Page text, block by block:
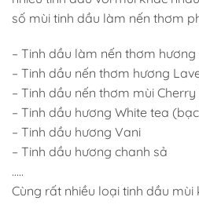
số mùi tinh dầu làm nến thơm
– Tinh dầu làm nến thơm
– Tinh dầu nến thơm hương
– Tinh dầu nến thơm mùi
– Tinh dầu hương White tea
– Tinh dầu hương Vani
– Tinh dầu hương chanh sả
…..
Cùng rất nhiều loại tinh dầu mùi